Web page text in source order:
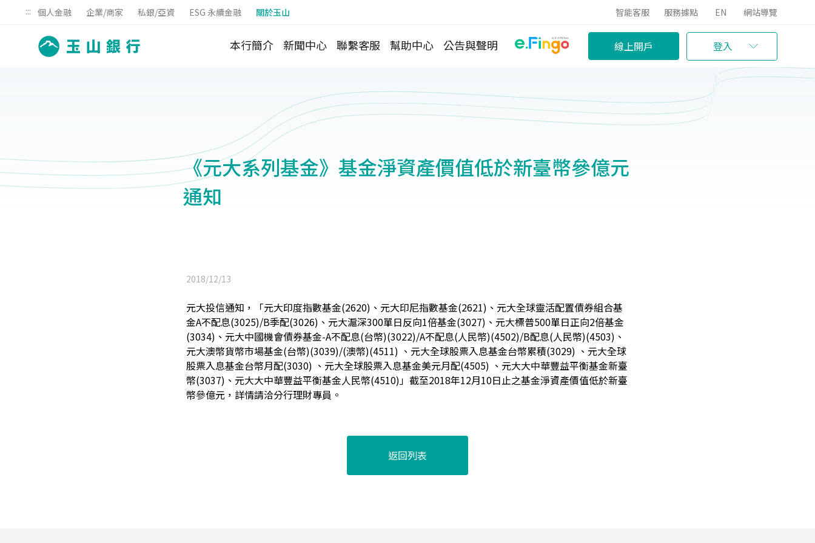
::: 個人金融 企業/商家 私銀/亞資 ESG 永續金融 關於玉山 智能客服 服務據點 EN 網站導覽
本行簡介 新聞中心 聯繫客服 幫助中心 公告與聲明 線上開戶 登入
《元大系列基金》基金淨資產價值低於新臺幣參億元
通知
2018/12/13
元大投信通知，「元大印度指數基金(2620)、元大印尼指數基金(2621)、元大全球靈活配置債券組合基
金A不配息(3025)/B季配(3026)、元大滬深300單日反向1倍基金(3027)、元大標普500單日正向2倍基金
(3034)、元大中國機會債券基金-A不配息(台幣)(3022)/A不配息(人民幣)(4502)/B配息(人民幣)(4503)、
元大澳幣貨幣市場基金(台幣)(3039)/(澳幣)(4511) 、元大全球股票入息基金台幣累積(3029) 、元大全球
股票入息基金台幣月配(3030) 、元大全球股票入息基金美元月配(4505) 、元大大中華豐益平衡基金新臺
幣(3037)、元大大中華豐益平衡基金人民幣(4510)」截至2018年12月10日止之基金淨資產價值低於新臺
幣參億元，詳情請洽分行理財專員。
返回列表